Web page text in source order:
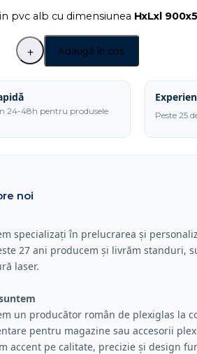
pvc alb cu dimensiunea HxLxl
+ Adaugă în coș
24-48h pentru produsele
Peste 25
noi
specializați în prelucrarea și
27 ani producem și livrăm standuri,
laser.
un producător român de plexiglas la
pentru magazine sau accesorii
accent pe calitate, precizie și design